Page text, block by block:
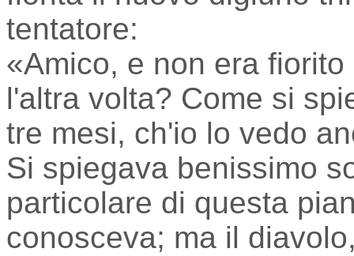
tentatore:
«Amico, e non era
l'altra volta? Come si
tre mesi, ch'io lo vedo
Si spiegava benissimo
particolare di questa
conosceva; ma il